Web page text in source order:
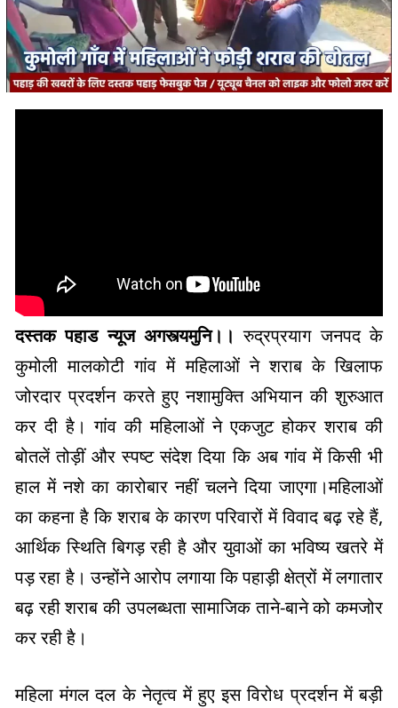
दस्तक पहाड न्यूज अगस्त्यमुनि।।रुद्रप्रयाग जनपद के
कुमोली मालकोटी गांव में महिलाओं ने शराब के खिलाफ
जोरदार प्रदर्शन करते हुए नशामुक्ति अभियान की शुरुआत
कर दी है। गांव की महिलाओं ने एकजुट होकर शराब की
बोतलें तोड़ीं और स्पष्ट संदेश दिया कि अब गांव में किसी भी
हाल में नशे का कारोबार नहीं चलने दिया जाएगा।महिलाओं
का कहना है कि शराब के कारण परिवारों में विवाद बढ़ रहे हैं,
आर्थिक स्थिति बिगड़ रही है और युवाओं का भविष्य खतरे में
पड़ रहा है। उन्होंने आरोप लगाया कि पहाड़ी क्षेत्रों में लगातार
बढ़ रही शराब की उपलब्धता सामाजिक ताने-बाने को कमजोर
कर रही है।
महिला मंगल दल के नेतृत्व में हुए इस विरोध प्रदर्शन में बड़ी